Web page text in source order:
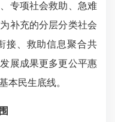
专项社会救助、急难
补充的分层分类社会
接、救助信息聚合共
展成果更多更公平惠
本民生底线。